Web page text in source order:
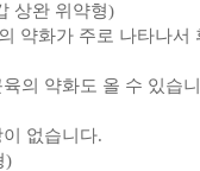
상완 위약형)
약화가 주로 나타나서
의 약화도 올 수 있습
없습니다.
)